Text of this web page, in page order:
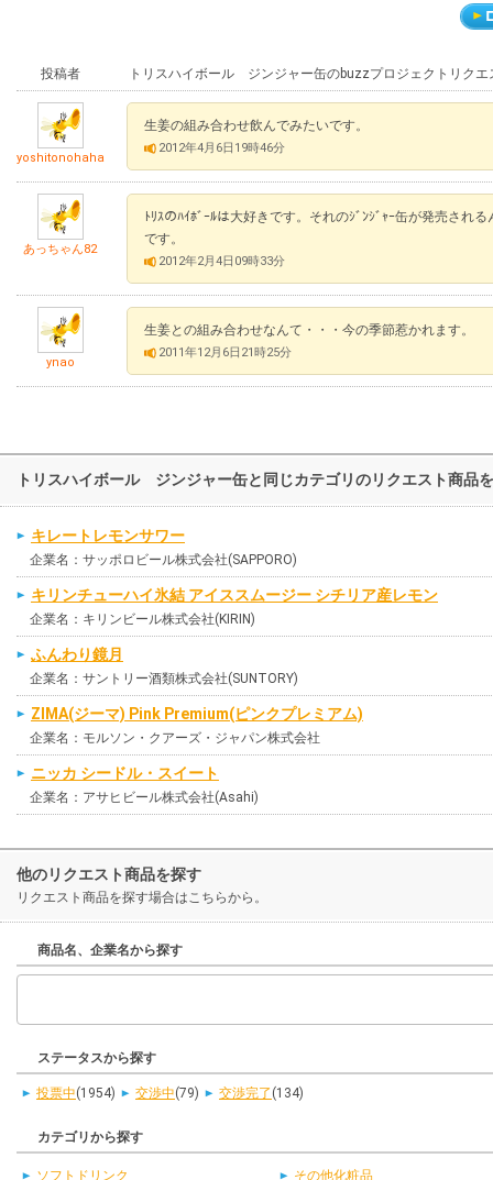
投稿者 トリスハイボール ジンジャー缶のbuzzプロジェクトリクエ
yoshitonohaha
生姜の組み合わせ飲んでみたいです。
2012年4月6日19時46分
あっちゃん82
ﾄﾘｽのﾊｲﾎﾞｰﾙは大好きです。それのｼﾞﾝｼﾞｬｰ缶が発売され
です。
2012年2月4日09時33分
ynao
生姜との組み合わせなんて・・・今の季節惹かれます。
2011年12月6日21時25分
トリスハイボール ジンジャー缶と同じカテゴリのリクエスト商品
キレートレモンサワー
企業名：サッポロビール株式会社(SAPPORO)
キリンチューハイ氷結 アイススムージー シチリア産レモン
企業名：キリンビール株式会社(KIRIN)
ふんわり鏡月
企業名：サントリー酒類株式会社(SUNTORY)
ZIMA(ジーマ) Pink Premium(ピンクプレミアム)
企業名：モルソン・クアーズ・ジャパン株式会社
ニッカ シードル・スイート
企業名：アサヒビール株式会社(Asahi)
他のリクエスト商品を探す
リクエスト商品を探す場合はこちらから。
商品名、企業名から探す
ステータスから探す
投票中(1954) 交渉中(79) 交渉完了 (134)
カテゴリから探す
ソフトドリンク
その他化粧品